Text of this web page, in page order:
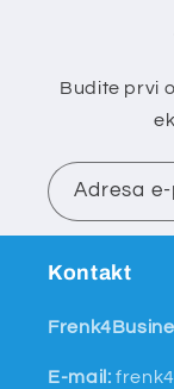
Budite prvi
Adresa
Kontakt
E-mail: